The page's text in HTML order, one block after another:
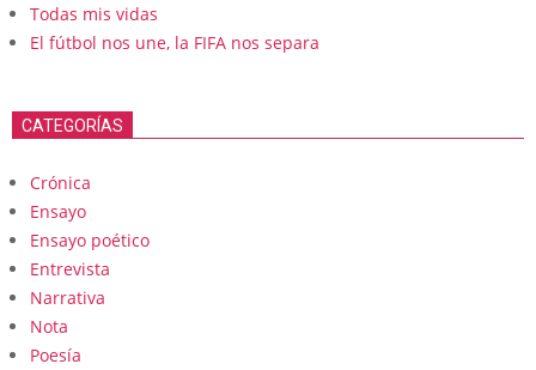
Todas mis vidas
El fútbol nos une, la FIFA nos separa
CATEGORÍAS
Crónica
Ensayo
Ensayo poético
Entrevista
Narrativa
Nota
Poesía